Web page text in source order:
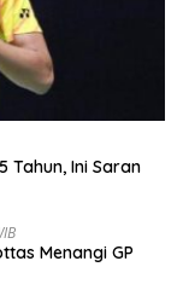
Tahun, Ini Saran
Menangi GP